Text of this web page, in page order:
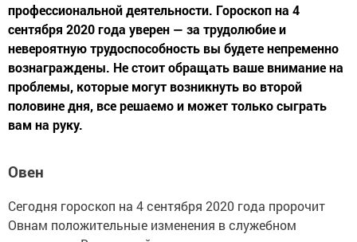
профессиональной деятельности. Гороскоп на 4
сентября 2020 года уверен — за трудолюбие и
невероятную трудоспособность вы будете непременно
вознаграждены. Не стоит обращать ваше внимание на
проблемы, которые могут возникнуть во второй
половине дня, все решаемо и может только сыграть
вам на руку.
Овен
Сегодня гороскоп на 4 сентября 2020 года пророчит
Овнам положительные изменения в служебном